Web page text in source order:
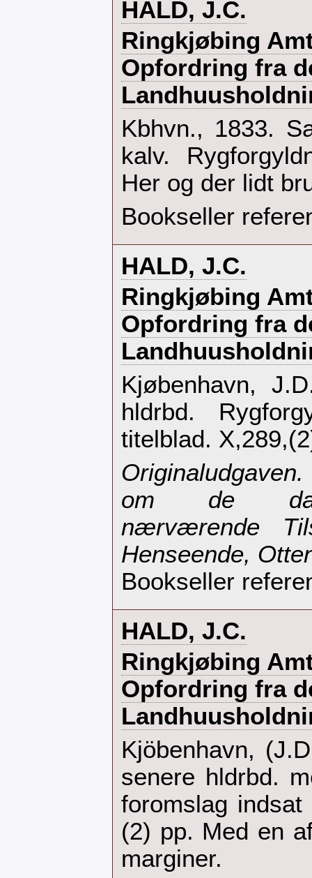
‎HALD, J.C.‎
‎Ringkjøbing
Opfordring fra
‎Kbhvn., 1833.
kalv.
Her og der lidt
Bookseller
‎HALD, J.C.‎
‎Ringkjøbing
Opfordring fra
‎Kjøbenhavn,
hldrbd.
titelblad.
om de
nærværende
Henseende,
Bookseller
‎HALD, J.C.‎
‎Ringkjøbing
Opfordring fra
‎Kjöbenhavn,
senere hldrbd.
foromslag
(2) pp. Med en
marginer.‎